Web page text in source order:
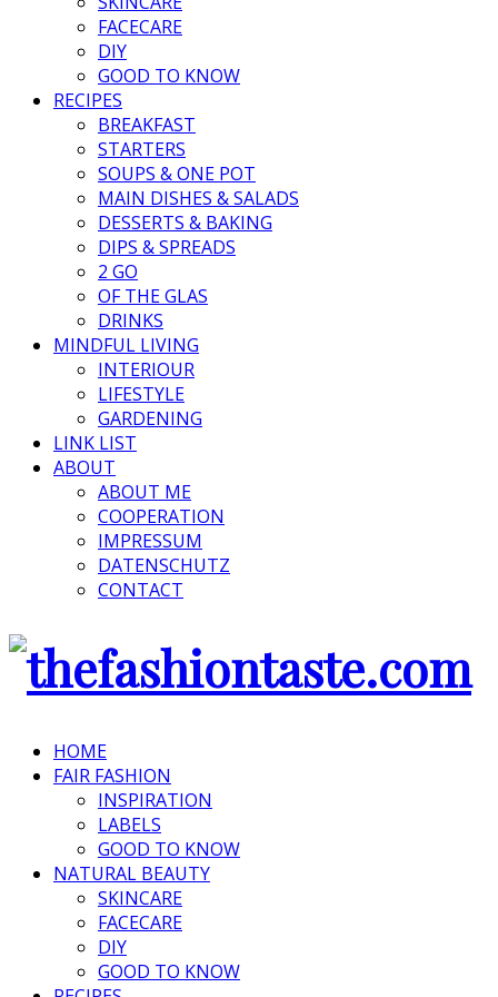
FACECARE
DIY
GOOD TO KNOW
RECIPES
BREAKFAST
STARTERS
SOUPS & ONE POT
MAIN DISHES & SALADS
DESSERTS & BAKING
DIPS & SPREADS
2 GO
OF THE GLAS
DRINKS
MINDFUL LIVING
INTERIOUR
LIFESTYLE
GARDENING
LINK LIST
ABOUT
ABOUT ME
COOPERATION
IMPRESSUM
DATENSCHUTZ
CONTACT
HOME
FAIR FASHION
INSPIRATION
LABELS
GOOD TO KNOW
NATURAL BEAUTY
SKINCARE
FACECARE
DIY
GOOD TO KNOW